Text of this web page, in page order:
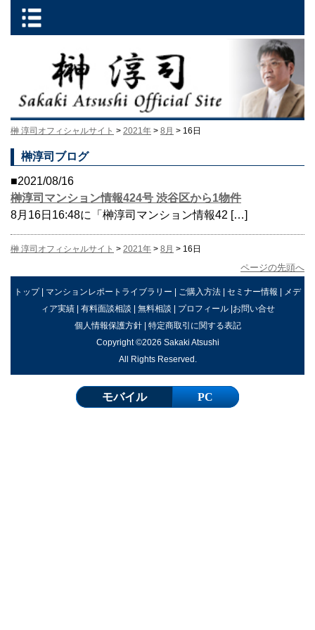
榊 淳司オフィシャルサイト > 2021年 > 8月 > 16日
榊淳司ブログ
■2021/08/16
榊淳司マンション情報424号 渋谷区から1物件
8月16日16:48に「榊淳司マンション情報42 […]
榊 淳司オフィシャルサイト > 2021年 > 8月 > 16日
ページの先頭へ
トップ| マンションレポートライブラリー | ご購入方法 | セミナー情報 | メデ
ィア実績| 有料面談相談 | 無料相談 | プロフィール|お問い合せ
個人情報保護方針| 特定商取引に関する表記
Copyright ©2026 Sakaki Atsushi
All Rights Reserved.
モバイル PC